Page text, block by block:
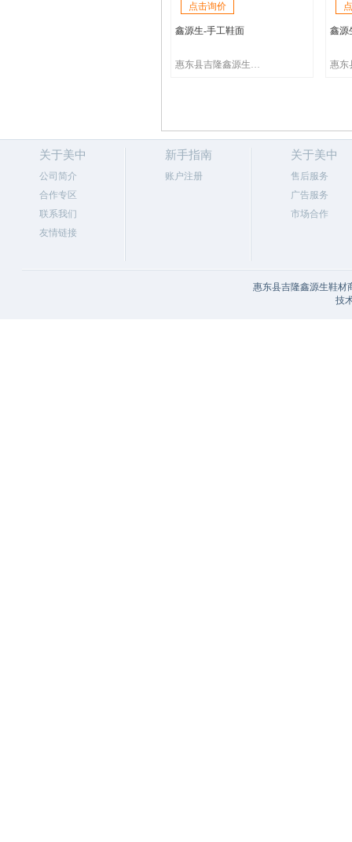
点击询价
鑫源生-手工鞋面
惠东县吉隆鑫源生鞋材商行
鑫源
关于美中
公司简介
合作专区
联系我们
友情链接
新手指南
账户注册
关于美中
售后服务
广告服务
市场合作
惠东县吉隆鑫源生鞋材
技